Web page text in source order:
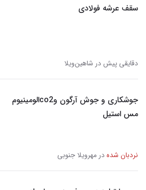
سقف عرشه فولادی
دقایقی پیش در شاهین‌ویلا
جوشکاری و جوش آرگون وco2الومینیوم
مس استیل
نردبان شدهدر مهرویلا جنوبی